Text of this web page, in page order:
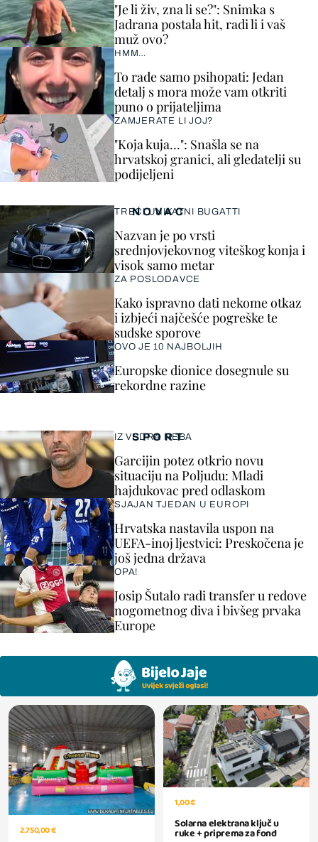
"Je li živ, zna li se?": Snimka s
Jadrana postala hit, radi li i vaš
muž ovo?
HMM…
To rade samo psihopati: Jedan
detalj s mora može vam otkriti
puno o prijateljima
ZAMJERATE LI JOJ?
"Koja kuja…": Snašla se na
hrvatskoj granici, ali gledatelji su
podijeljeni
SPORT
IZ VEDRA NEBA
Garcijin potez otkrio novu
situaciju na Poljudu: Mladi
hajdukovac pred odlaskom
SJAJAN TJEDAN U EUROPI
Hrvatska nastavila uspon na
UEFA-inoj ljestvici: Preskočena je
još jedna država
OPA!
Josip Šutalo radi transfer u redove
nogometnog diva i bivšeg prvaka
Europe
NOVAC
TREĆI UNIKATNI BUGATTI
Nazvan je po vrsti
srednjovjekovnog viteškog konja i
visok samo metar
ZA POSLODAVCE
Kako ispravno dati nekome otkaz
i izbjeći najčešće pogreške te
sudske sporove
OVO JE 10 NAJBOLJIH
Europske dionice dosegnule su
rekordne razine
2.750,00 €
1,00 €
Solarna elektrana ključ u
ruke + priprema za fond